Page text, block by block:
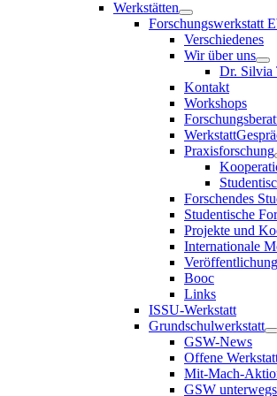
Werkstätten
Forschungswerkstatt
Verschiedenes
Wir über uns
Dr. Silvia
Kontakt
Workshops
Praxisforschung
Forschendes
Studentische
Projekte und
Internationale
Booc
Links
ISSU-Werkstatt
Grundschulwerkstatt
GSW-News
Offene
Mit-Mach-
GSW unterwegs